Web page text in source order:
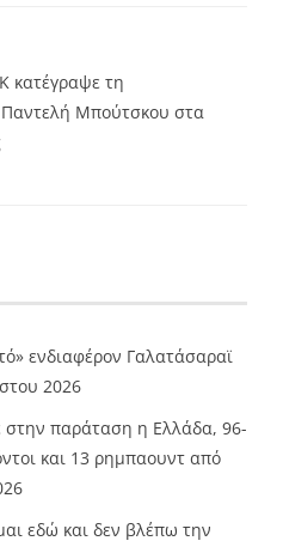
κατέγραψε τη
Παντελή Μπούτσκου στα
ενδιαφέρον Γαλατάσαραϊ
2026
στην παράταση η Ελλάδα, 96-
και 13 ρημπαουντ από
εδώ και δεν βλέπω την